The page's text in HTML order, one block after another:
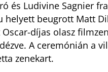
és Ludivine Sagnier
beugrott Matt
díjas olasz
A ceremónián a
zenekart.